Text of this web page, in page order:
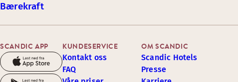
Bærekraft
SCANDIC APP KUNDESERVICE
Kontakt oss
FAQ
OM SCANDIC
Scandic Hotels
Presse